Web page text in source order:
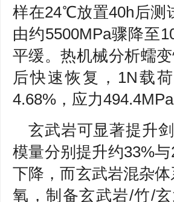
样在24℃放置40h后测
由约5500MPa骤降至
平缓。热机械分析蠕
后快速恢复，1N载
4.68%，应力
玄武岩可显著提升
模量分别提升约33%
下降，而玄武岩混杂
氧，制备玄武岩/竹/